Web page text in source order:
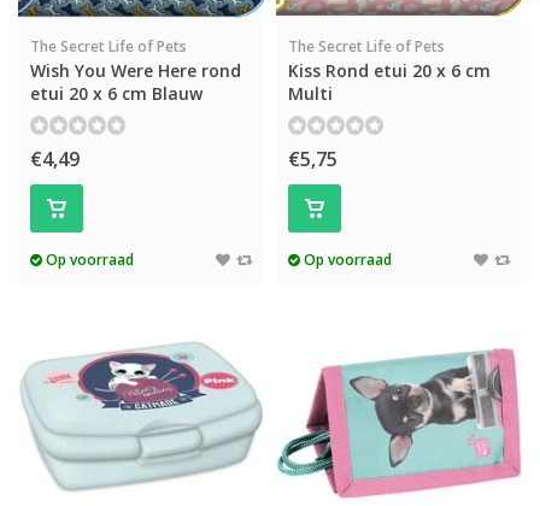
The Secret Life of Pets
Wish You Were Here rond
etui 20 x 6 cm Blauw
€4,49
Op voorraad
The Secret Life of Pets
Kiss Rond etui 20 x 6 cm
Multi
€5,75
Op voorraad